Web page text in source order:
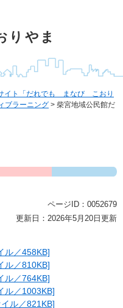
りやま
イト「だれでも まなび こおり
ブラーニング > 柴宮地域公民館だ
ページID：0052679
更新日：2026年5月20日更新
ル／458KB]
ル／810KB]
ル／764KB]
ル／1003KB]
ル／821KB]